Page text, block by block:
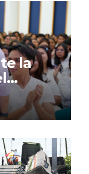
la
a